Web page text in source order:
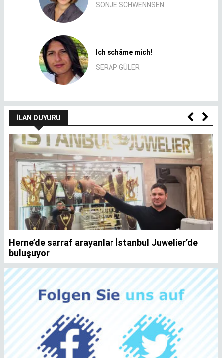
SONJE SCHWENNSEN
Ich schäme mich!
SERAP GÜLER
İLAN DUYURU
Herne’de sarraf arayanlar İstanbul Juwelier’de
buluşuyor